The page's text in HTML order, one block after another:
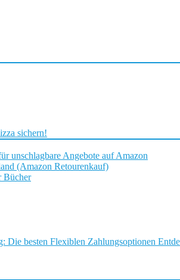
sichern!
unschlagbare Angebote auf Amazon
(Amazon Retourenkauf)
Bücher
Die besten Flexiblen Zahlungsoptionen